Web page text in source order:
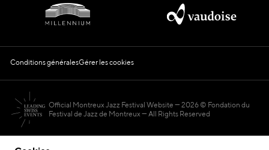
Conditions généralesGérer les cookies
Official Montreux Jazz Festival Website
2026 © Fondation du
Festival de Jazz de Montreux — All Rights Reserved